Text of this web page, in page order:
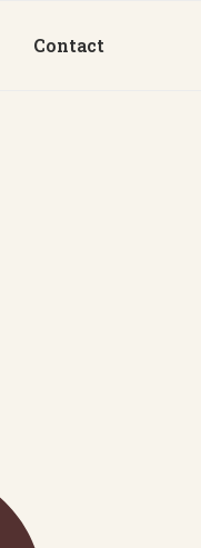
Contact